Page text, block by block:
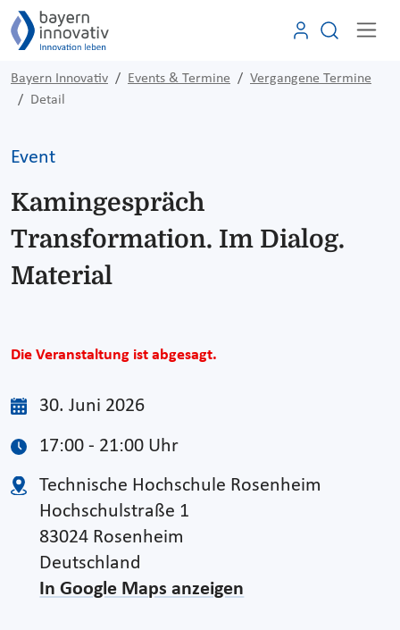
Bayern Innovativ Events & Termine
Vergangene Termine
Detail
Event
Kamingespräch
Transformation. Im Dialog.
Material
Die Veranstaltung ist abgesagt.
30. Juni 2026
17:00 - 21:00 Uhr
Technische Hochschule Rosenheim
Hochschulstraße 1
83024 Rosenheim
Deutschland
In Google Maps anzeigen